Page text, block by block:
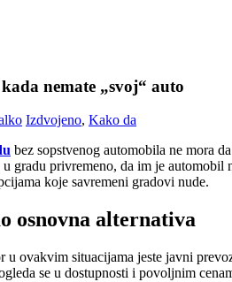
nemate „svoj“ auto
Izdvojeno, Kako da
bez sopstvenog automobila ne mora
gradu privremeno, da im je
koje savremeni gradovi nude.
osnovna alternativa
u ovakvim situacijama jeste javni
se u dostupnosti i povoljnim